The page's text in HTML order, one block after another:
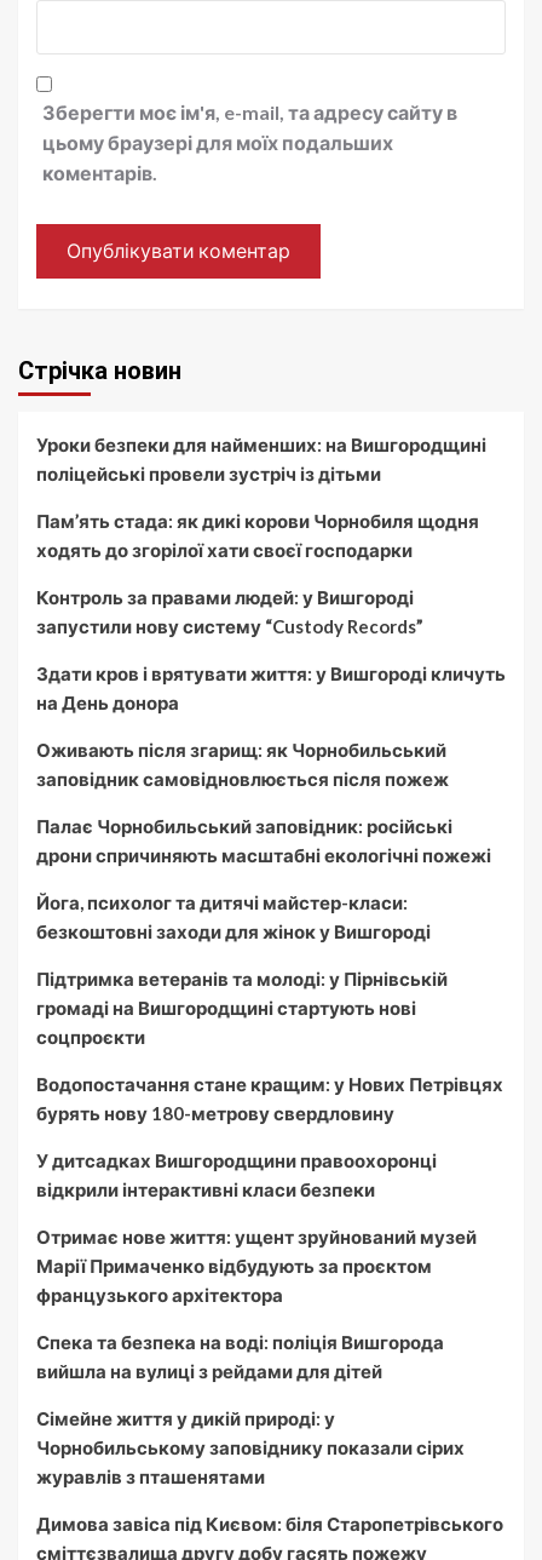
Зберегти моє ім'я, e-mail, та адресу сайту в
цьому браузері для моїх подальших
коментарів.
Стрічка новин
Уроки безпеки для найменших: на Вишгородщині
поліцейські провели зустріч із дітьми
Пам’ять стада: як дикі корови Чорнобиля щодня
ходять до згорілої хати своєї господарки
Контроль за правами людей: у Вишгороді
запустили нову систему “Custody Records”
Здати кров і врятувати життя: у Вишгороді кличуть
на День донора
Оживають після згарищ: як Чорнобильський
заповідник самовідновлюється після пожеж
Палає Чорнобильський заповідник: російські
дрони спричиняють масштабні екологічні пожежі
Йога, психолог та дитячі майстер-класи:
безкоштовні заходи для жінок у Вишгороді
Підтримка ветеранів та молоді: у Пірнівській
громаді на Вишгородщині стартують нові
соцпроєкти
Водопостачання стане кращим: у Нових Петрівцях
бурять нову 180-метрову свердловину
У дитсадках Вишгородщини правоохоронці
відкрили інтерактивні класи безпеки
Отримає нове життя: ущент зруйнований музей
Марії Примаченко відбудують за проєктом
французького архітектора
Спека та безпека на воді: поліція Вишгорода
вийшла на вулиці з рейдами для дітей
Сімейне життя у дикій природі: у
Чорнобильському заповіднику показали сірих
журавлів з пташенятами
Димова завіса під Києвом: біля Старопетрівського
сміттєзвалища другу добу гасять пожежу